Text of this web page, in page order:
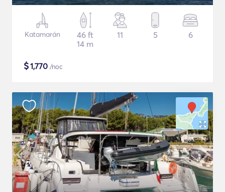
Katamarán
46 ft
14 m
11 5 6
$1,770 /noc